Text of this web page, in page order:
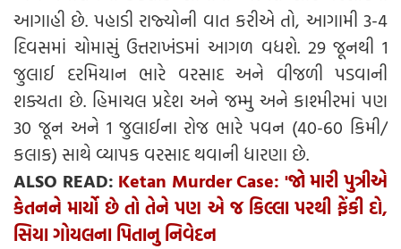
આગાહી છે. પહાડી રાજ્યોની વાત કરીએ તો, આગામી 3-4
દિવસમાં ચોમાસું ઉત્તરાખંડમાં આગળ વધશે. 29 જૂનથી 1
જુલાઈ દરમિયાન ભારે વરસાદ અને વીજળી પડવાની
શક્યતા છે. હિમાચલ પ્રદેશ અને જમ્મુ અને કાશ્મીરમાં પણ
30 જૂન અને 1 જુલાઈના રોજ ભારે પવન (40-60 કિમી/
કલાક) સાથે વ્યાપક વરસાદ થવાની ધારણા છે.
ALSO READ: Ketan Murder Case: 'જો મારી પુત્રીએ
કેતનને માર્યો છે તો તેને પણ એ જ કિલ્લા પરથી ફેંકી દો,
સિયા ગોયલના પિતાનુ નિવેદન